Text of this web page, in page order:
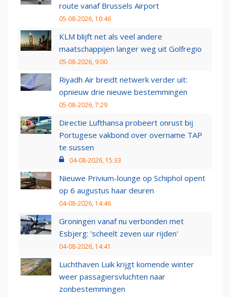
route vanaf Brussels Airport
05-08-2026, 10:46
KLM blijft net als veel andere
maatschappijen langer weg uit Golfregio
05-08-2026, 9:00
Riyadh Air breidt netwerk verder uit:
opnieuw drie nieuwe bestemmingen
05-08-2026, 7:29
Directie Lufthansa probeert onrust bij
Portugese vakbond over overname TAP
te sussen
04-08-2026, 15:33
Nieuwe Privium-lounge op Schiphol opent
op 6 augustus haar deuren
04-08-2026, 14:46
Groningen vanaf nu verbonden met
Esbjerg: 'scheelt zeven uur rijden'
04-08-2026, 14:41
Luchthaven Luik krijgt komende winter
weer passagiersvluchten naar
zonbestemmingen